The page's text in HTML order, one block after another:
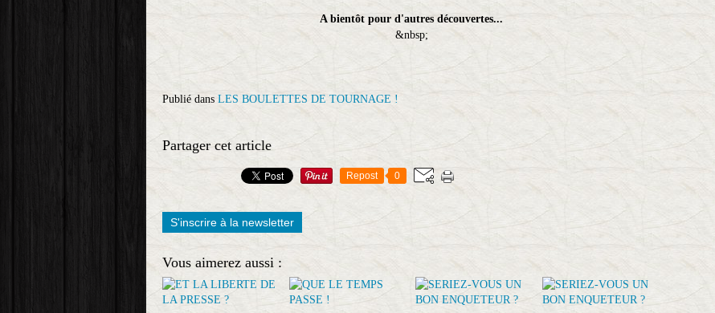
A bientôt pour d'autres découvertes...
&nbsp;
Publié dans LES BOULETTES DE TOURNAGE !
Partager cet article
Repost 0
S'inscrire à la newsletter
Vous aimerez aussi :